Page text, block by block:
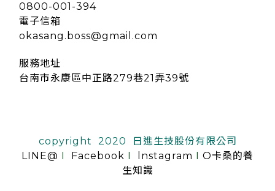
0800-001-394
電子信箱
okasang.boss@gmail.com
服務地址
台南市永康區中正路279巷21弄39號
copyright 2020 日進生技股份有限公司
LINE@
Facebook lnstagram
O卡桑的養
生知識